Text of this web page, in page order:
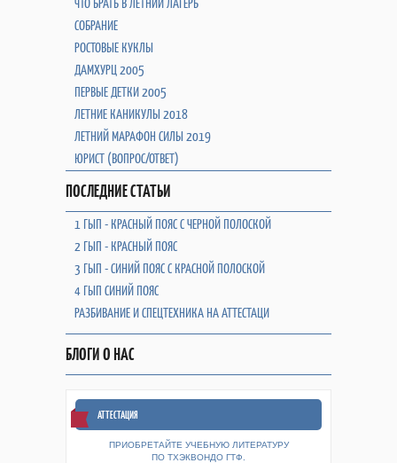
СОБРАНИЕ
РОСТОВЫЕ КУКЛЫ
ДАМХУРЦ 2005
ПЕРВЫЕ ДЕТКИ 2005
ЛЕТНИЕ КАНИКУЛЫ 2018
ЛЕТНИЙ МАРАФОН СИЛЫ 2019
ЮРИСТ (ВОПРОС/ОТВЕТ)
ПОСЛЕДНИЕ СТАТЬИ
1 ГЫП - КРАСНЫЙ ПОЯС С ЧЕРНОЙ ПОЛОСКОЙ
2 ГЫП - КРАСНЫЙ ПОЯС
3 ГЫП - СИНИЙ ПОЯС С КРАСНОЙ ПОЛОСКОЙ
4 ГЫП СИНИЙ ПОЯС
РАЗБИВАНИЕ И СПЕЦТЕХНИКА НА АТТЕСТАЦИ
БЛОГИ О НАС
АТТЕСТАЦИЯ
ПРИОБРЕТАЙТЕ УЧЕБНУЮ ЛИТЕРАТУРУ
ПО ТХЭКВОНДО ГТФ.